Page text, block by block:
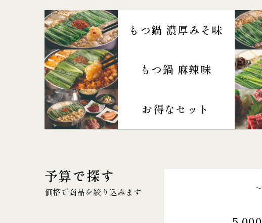
もつ鍋 濃厚みそ味
もつ鍋 麻辣味
お得なセット
予算で探す
価格で商品を絞り込みます ～